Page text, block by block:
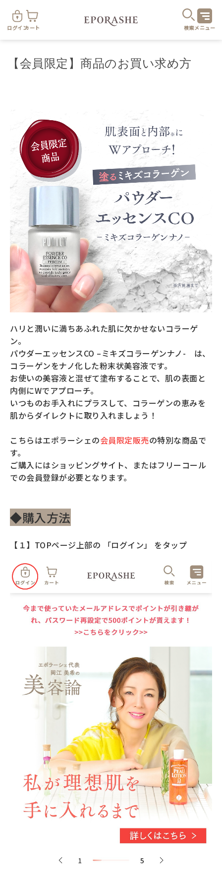
ログインカート 検索メニュー
お得なセット・キャンペーン
スキンケア
メイクアップ
サプリメント
ヘアケア
美容アイテム・その他
乾燥
毛穴
シミ・くすみ
たるみ・むくみ
しわ・小じわ
肌荒れ
全商品一覧
お買い
メンバー特典
ご注文方法
送料・配送について
返品・交換・キャンセルについて
よくあるご質問
定期便
定期便サービスについて
定期便サービス対象商品
定期便サービスご利用ガイド
【会員限定】商品のお買い求め方
ハリと潤いに満ちあふれた肌に欠かせないコラーゲ
ン。
パウダーエッセンスCO –ミキズコラーゲンナノ- は、
コラーゲンをナノ化した粉末状美容液です。
お使いの美容液と混ぜて塗布することで、肌の表面と
内側にWでアプローチ。
いつものお手入れにプラスして、コラーゲンの恵みを
肌からダイレクトに取り入れましょう！
こちらはエポラーシェの会員限定販売の特別な商品で
す。
ご購入にはショッピングサイト、またはフリーコール
での会員登録が必要となります。
◆購入方法
【１】TOPページ上部の 「ログイン」 をタップ